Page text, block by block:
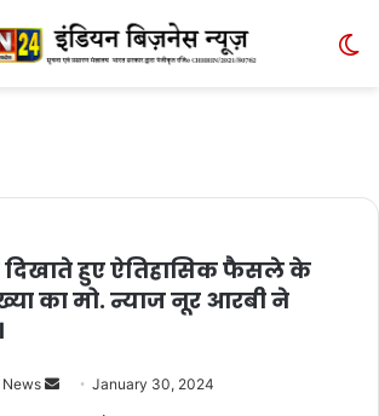
हुए ऐतिहासिक फैसले के
का मो. न्याज नूर आरबी ने
News
Send January 30, 2024